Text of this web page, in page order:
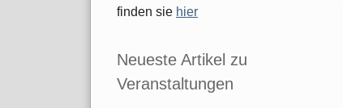
finden sie hier
Neueste Artikel zu
Veranstaltungen